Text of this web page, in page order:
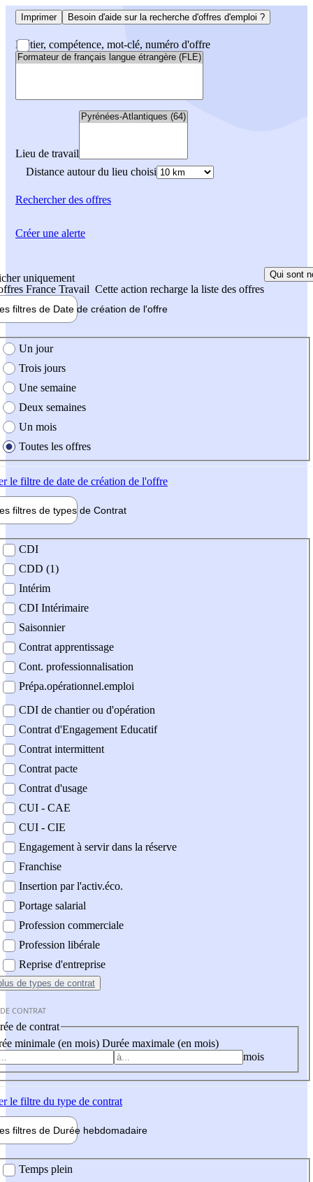
Imprimer Besoin d'aide sur la recherche d'offres d'emploi ?
Métier, compétence, mot-clé, numéro d'offre
Lieu de travail
Distance autour du lieu choisi
Rechercherdes offres
uniquement
France Travail Cette action recharge la liste des offres
Qui sont
filtres de Date de création de l'offre
création de l'offre
Un jour
Trois jours
Une semaine
Deux semaines
Un mois
Toutes les offres
le filtre de date de création de l'offre
filtres de types de Contrat
contrat
CDI
CDD (1)
Intérim
CDI Intérimaire
Saisonnier
Contrat apprentissage
Cont. professionnalisation
Prépa.opérationnel.emploi
CDI de chantier ou d'opération
Contrat d'Engagement Educatif
Contrat intermittent
Contrat pacte
Contrat d'usage
CUI - CAE
CUI - CIE
Engagement à servir dans la réserve
Franchise
Insertion par l'activ.éco.
Portage salarial
Profession commerciale
Profession libérale
Reprise d'entreprise
de types de contrat
CONTRAT
de contrat
minimale (en mois) Durée maximale (en mois)
mois
le filtre du type de contrat
filtres de Durée hebdomadaire
Temps plein
Créer une alerte